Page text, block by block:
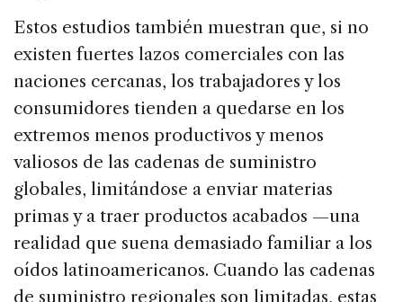
Estos estudios también muestran que, si no
existen fuertes lazos comerciales con las
naciones cercanas, los trabajadores y los
consumidores tienden a quedarse en los
extremos menos productivos y menos
valiosos de las cadenas de suministro
globales, limitándose a enviar materias
primas y a traer productos acabados —una
realidad que suena demasiado familiar a los
oídos latinoamericanos. Cuando las cadenas
de suministro regionales son limitadas, estas